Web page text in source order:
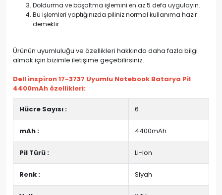
Doldurma ve boşaltma işlemini en az 5 defa uygulayın.
Bu işlemleri yaptığınızda piliniz normal kullanıma hazır
demektir.
Ürünün uyumluluğu ve özellikleri hakkında daha fazla bilgi
almak için bizimle iletişime geçebilirsiniz.
Dell inspiron 17-3737 Uyumlu Notebook Batarya Pil
4400mAh özellikleri:
Hücre Sayısı : 6
mAh : 4400mAh
Pil Türü : Li-Ion
Renk : Siyah